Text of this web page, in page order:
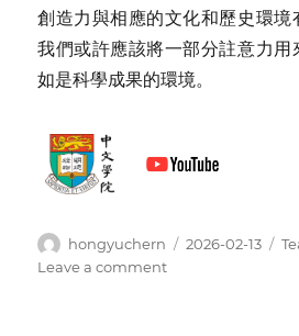
創造力與相應的文化和歷史環境
我們或許應該將一部分註意力用
如是科學成果的環境。
Author
hongyuchern
Posted
2026-02-13
Leave a commenton